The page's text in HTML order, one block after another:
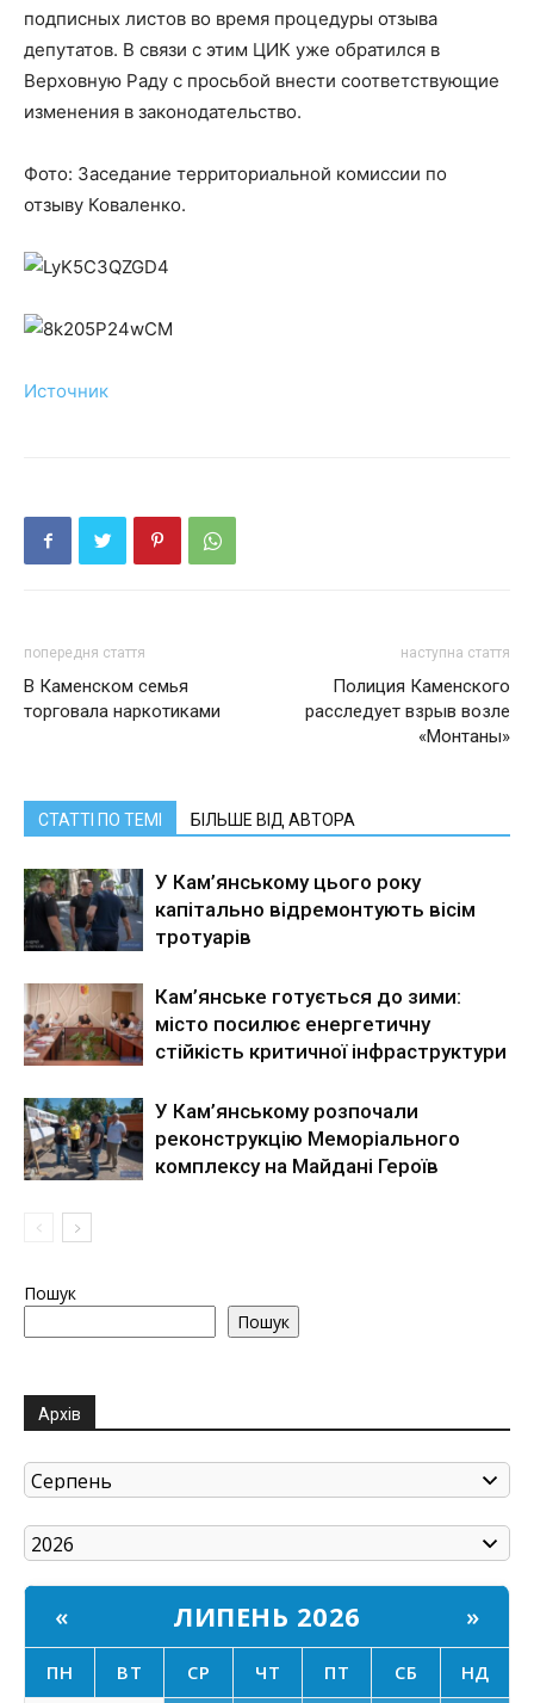
подписных листов во время процедуры отзыва
депутатов. В связи с этим ЦИК уже обратился в
Верховную Раду с просьбой внести соответствующие
изменения в законодательство.
Фото: Заседание территориальной комиссии по
отзыву Коваленко.
Источник
попередня стаття
В Каменском семья
торговала наркотиками
наступна стаття
Полиция Каменского
расследует взрыв возле
«Монтаны»
СТАТТІ ПО ТЕМІ БІЛЬШЕ ВІД АВТОРА
У Кам’янському цього року
капітально відремонтують вісім
тротуарів
Кам’янське готується до зими:
місто посилює енергетичну
стійкість критичної інфраструктури
У Кам’янському розпочали
реконструкцію Меморіального
комплексу на Майдані Героїв
Пошук
Пошук
Архів
« ЛИПЕНЬ 2026 »
ПН ВТ СР ЧТ ПТ СБ НД